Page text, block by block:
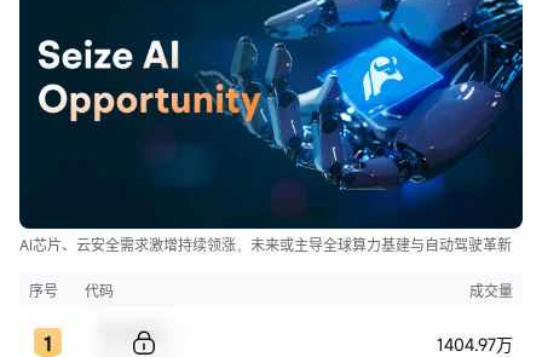
AI芯片、云安全需求激增持续领涨，未来或主导全球算力基建与自动驾驶革新
序号 代码 成交量
1404.97万